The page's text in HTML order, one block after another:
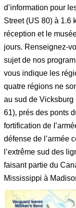
d’information pour
Street (US 80) à 1.6
réception et le
jours. Renseignez-
sujet de nos
vous indique les
quatre régions ne
au sud de Vicksburg
61), prés des ponts
fortification de
défense de l’armée
l’extrême sud des
faisant partie du
Mississippi à